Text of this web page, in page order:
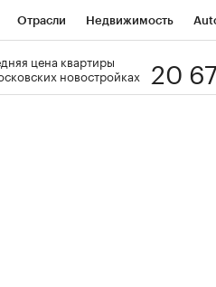
Отрасли Недвижимость
РБК Life Тренды
цена квартиры
новостройках
20